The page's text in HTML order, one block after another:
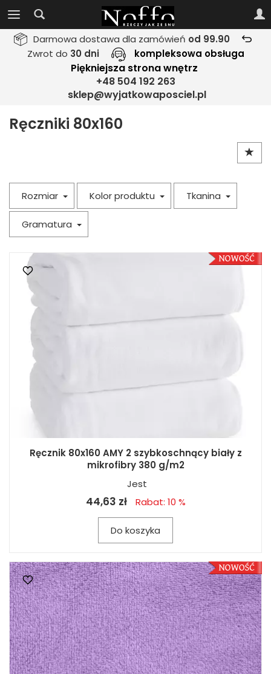
Darmowa dostawa dla zamówień od 99.90
Zwrot do 30 dni kompleksowa obsługa
Piękniejsza strona wnętrz
+48 504 192 263
sklep@wyjatkowaposciel.pl
Ręczniki 80x160
Rozmiar Kolor produktu Tkanina
Gramatura
Ręcznik 80x160 AMY 2 szybkoschnący biały z
mikrofibry 380 g/m2
Jest
44,63 zł Rabat: 10 %
Do koszyka